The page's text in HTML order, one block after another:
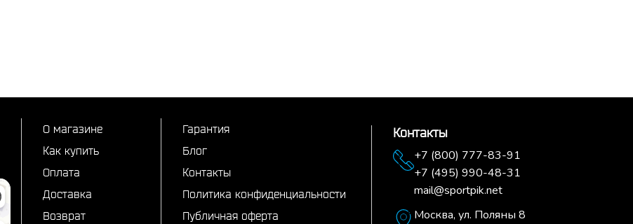
О магазине
Как купить
Оплата
Доставка
Возврат
Гарантия
Блог
Контакты
Политика конфиденциальности
Публичная оферта
Контакты
+7 (800) 777-83-91
+7 (495) 990-48-31
mail@sportpik.net
Москва, ул. Поляны 8